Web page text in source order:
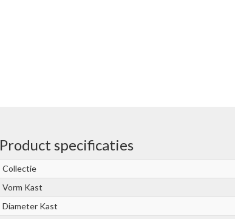
Product specificaties
Collectie
Vorm Kast
Diameter Kast